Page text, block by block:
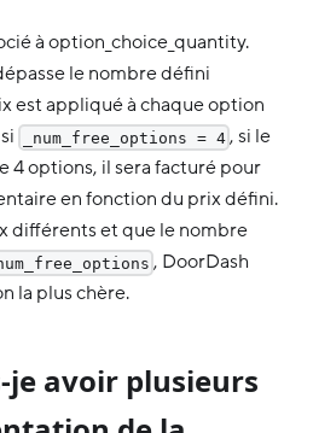
à option_choice_quantity.
le nombre défini
est appliqué à chaque option
_num_free_options = 4 , si le
4 options, il sera facturé pour
en fonction du prix défini.
différents et que le nombre
, DoorDash
la plus chère.
je avoir plusieurs